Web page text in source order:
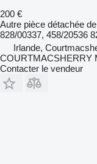
200 €
Autre pièce détachée
828/00337, 458/20536
Irlande,
COURTMACSHERRY
Contacter le vendeur